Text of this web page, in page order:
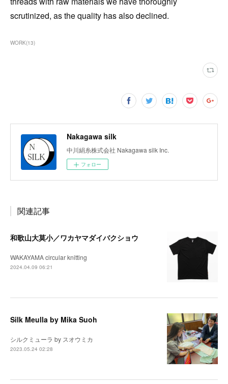
scrutinized, as the quality has also declined.
WORK(13)
Nakagawa silk
中川絹糸株式会社 Nakagawa silk Inc.
フォロー
関連記事
和歌山大莫小／ワカヤマダイバクショウ
WAKAYAMA circular knitting
2024.04.09 06:21
Silk Meulla by Mika Suoh
シルクミューラ by スオウミカ
2023.05.24 02:28